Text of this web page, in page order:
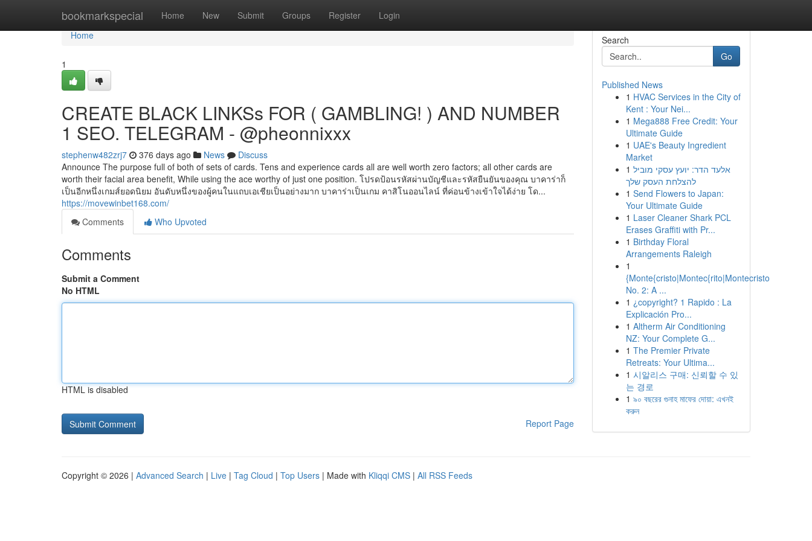
bookmarkspecial Home New Submit Groups Register Login
Home
Home
1
CREATE BLACK LINKSs FOR ( GAMBLING! ) AND NUMBER
1 SEO. TELEGRAM - @pheonnixxx
stephenw482zrj7 376 days ago News
Discuss
Announce The purpose full of both of sets of cards. Tens and experience cards all are well worth zero factors; all other cards are
worth their facial area benefit, While using the ace worthy of just one position. โปรดป้อนรหัสผ่านบัญชีและรหัสยืนยันของคุณ บาคาร่าก็
เป็นอีกหนึ่งเกมส์ยอดนิยม อันดับหนึ่งของผู้คนในแถบเอเชียเป็นอย่างมาก บาคาร่าเป็นเกม คาสิโนออนไลน์ ที่ค่อนข้างเข้าใจได้ง่าย โด...
https://movewinbet168.com/
Comments
Who Upvoted
Comments
Submit a Comment
No HTML
HTML is disabled
Report Page
Search
Go
Published News
1 HVAC Services in the City of
Kent : Your Nei...
1 Mega888 Free Credit: Your
Ultimate Guide
1 UAE's Beauty Ingredient
Market
1 אלעד הדר: יועץ עסקי מוביל
להצלחת העסק שלך
1 Send Flowers to Japan:
Your Ultimate Guide
1 Laser Cleaner Shark PCL
Erases Graffiti with Pr...
1 Birthday Floral
Arrangements Raleigh
1
{Monte{cristo|Montec{rito|Montecristo
No. 2: A ...
1 ¿copyright? 1 Rapido : La
Explicación Pro...
1 Altherm Air Conditioning
NZ: Your Complete G...
1 The Premier Private
Retreats: Your Ultima...
1 시알리스 구매: 신뢰할 수 있
는 경로
1 ৯০ বছরের গুনাহ মাফের দোয়া: এখনই
করুন
Copyright © 2026 | Advanced Search | Live | Tag Cloud | Top Users | Made with Kliqqi CMS | All RSS Feeds